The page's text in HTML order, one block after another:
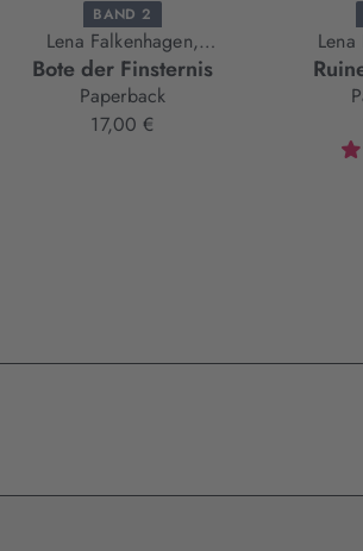
BAND 2
Lena Falkenhagen,
Thomas Finn
Bote der Finsternis
Paperback
17,00 €
Lena